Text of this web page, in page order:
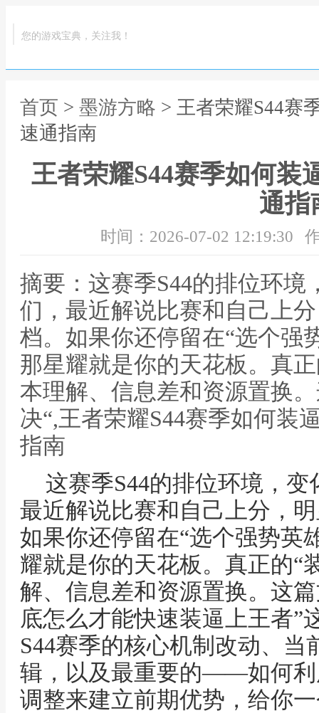
您的游戏宝典，关注我！
首页 > 墨游方略 > 王者荣耀S44赛
速通指南
王者荣耀S44赛季如何装
通指
时间：2026-07-02 12:19:30
摘要：这赛季S44的排位环
们，最近解说比赛和自己上
档。如果你还停留在“选个强
那星耀就是你的天花板。真
本理解、信息差和资源置换
决“,王者荣耀S44赛季如何装
指南
这赛季S44的排位环境，
最近解说比赛和自己上分，
如果你还停留在“选个强势英
耀就是你的天花板。真正的“
解、信息差和资源置换。这
底怎么才能快速装逼上王者”
S44赛季的核心机制改动、当
辑，以及最重要的——如何利
调整来建立前期优势，给你